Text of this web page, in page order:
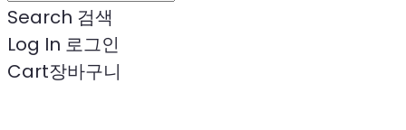
Search 검색
Log In 로그인
Cart장바구니